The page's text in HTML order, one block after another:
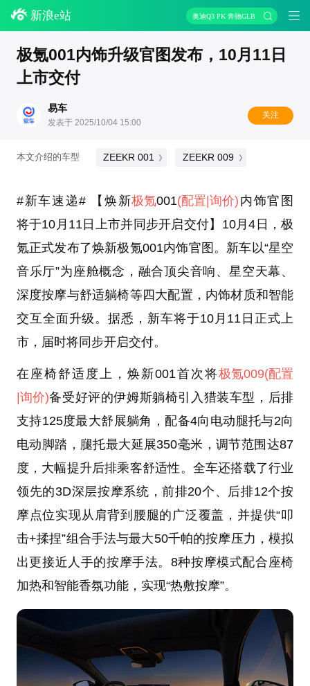
新浪e站 奥迪Q3 PK 奔驰GLB
极氪001内饰升级官图发布，10月11日
上市交付
易车
发表于 2025/10/04 15:00
关注
本文介绍的车型 ZEEKR 001 ZEEKR 009
#新车速递# 【焕新极氪001(配置|询价) 内饰官图
将于10月11日上市并同步开启交付】10月4日，极
氪正式发布了焕新极氪001内饰官图。新车以“星空
音乐厅”为座舱概念，融合顶尖音响、星空天幕、
深度按摩与舒适躺椅等四大配置，内饰材质和智能
交互全面升级。据悉，新车将于10月11日正式上
市，届时将同步开启交付。
在座椅舒适度上，焕新001首次将极氪009(配置
|询价)备受好评的伊姆斯躺椅引入猎装车型，后排
支持125度最大舒展躺角，配备4向电动腿托与2向
电动脚踏，腿托最大延展350毫米，调节范围达87
度，大幅提升后排乘客舒适性。全车还搭载了行业
领先的3D深层按摩系统，前排20个、后排12个按
摩点位实现从肩背到腰腿的广泛覆盖，并提供“叩
击+揉捏”组合手法与最大50千帕的按摩压力，模拟
出更接近人手的按摩手法。8种按摩模式配合座椅
加热和智能香氛功能，实现“热敷按摩”。